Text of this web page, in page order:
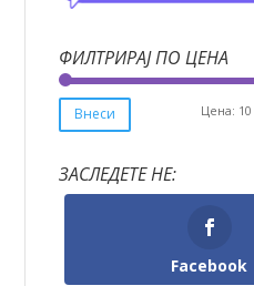
ФИЛТРИРАЈ ПО ЦЕНА
Внеси Цена:
ЗАСЛЕДЕТЕ НЕ:
Facebook